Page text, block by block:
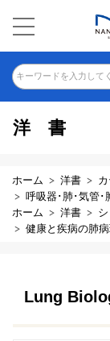
キーワードを入力して
洋書
ホーム 洋書
呼吸器･肺･気管･
ホーム
洋書
健康と疾病の肺
Lung